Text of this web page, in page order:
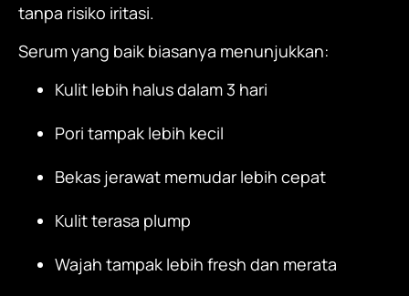
tanpa risiko iritasi.
Serum yang baik biasanya menunjukkan:
Kulit lebih halus dalam 3 hari
Pori tampak lebih kecil
Bekas jerawat memudar lebih cepat
Kulit terasa plump
Wajah tampak lebih fresh dan merata